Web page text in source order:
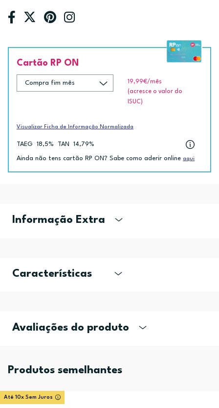
Cartão RP ON
19,99€/mês
(acresce o valor do
ISUC)
Visualizar Ficha de Informação Normalizada
TAEG 18,5% TAN 14,79%
Ainda não tens cartão RP ON? Sabe como aderir online aqui
Informação Extra
Características
Avaliações do produto
Produtos semelhantes
Até 10x Sem Juros